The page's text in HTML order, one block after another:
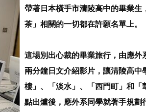
帶著日本橫手市清陵高中的畢業
茶」相關的一切都在許願名單上。
這場別出心裁的畢業旅行，由應
兩分鐘日文介紹影片，讓清陵高中
樓」、「淡水」、「西門町」和「
點出爐後，應外系同學就著手規劃